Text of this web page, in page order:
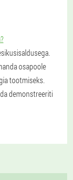
osapoole
tootmiseks.
demonstreeriti